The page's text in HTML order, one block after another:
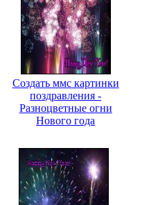
Создать ммс картинки
поздравления -
Разноцветные огни
Нового года